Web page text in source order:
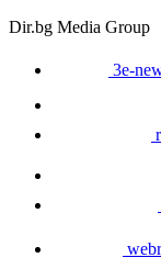
Dir.bg Media Group
3e-